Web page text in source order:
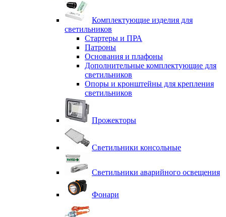
Комплектующие изделия для
светильников
Стартеры и ПРА
Патроны
Основания и плафоны
Дополнительные комплектующие для
светильников
Опоры и кронштейны для крепления
светильников
Прожекторы
Светильники консольные
Светильники аварийного освещения
Фонари